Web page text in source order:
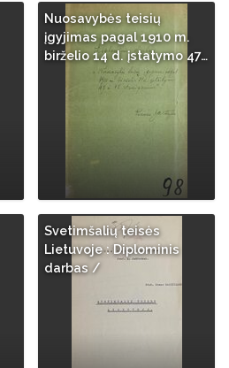
Nuosavybės teisių
įgyjimas pagal 1910 m.
birželio 14 d. įstatymo 47…
Svetimšalių teisės
Lietuvoje : Diplominis
darbas /